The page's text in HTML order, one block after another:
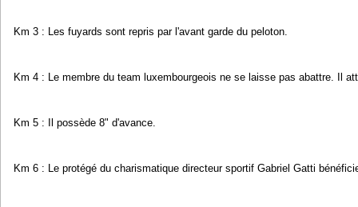
Km 3 : Les fuyards sont repris par l'avant garde du peloton.
Km 4 : Le membre du team luxembourgeois ne se laisse pas abattre. Il
Km 5 : Il possède 8" d'avance.
Km 6 : Le protégé du charismatique directeur sportif Gabriel Gatti